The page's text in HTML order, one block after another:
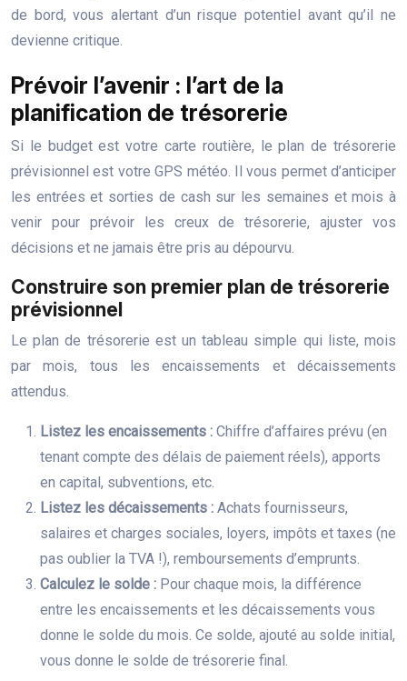
de bord, vous alertant d’un risque potentiel avant qu’il ne
devienne critique.
Prévoir l’avenir : l’art de la
planification de trésorerie
Si le budget est votre carte routière, le plan de trésorerie
prévisionnel est votre GPS météo. Il vous permet d’anticiper
les entrées et sorties de cash sur les semaines et mois à
venir pour prévoir les creux de trésorerie, ajuster vos
décisions et ne jamais être pris au dépourvu.
Construire son premier plan de trésorerie
prévisionnel
Le plan de trésorerie est un tableau simple qui liste, mois
par mois, tous les encaissements et décaissements
attendus.
Listez les encaissements : Chiffre d’affaires prévu (en
tenant compte des délais de paiement réels), apports
en capital, subventions, etc.
Listez les décaissements : Achats fournisseurs,
salaires et charges sociales, loyers, impôts et taxes (ne
pas oublier la TVA !), remboursements d’emprunts.
Calculez le solde : Pour chaque mois, la différence
entre les encaissements et les décaissements vous
donne le solde du mois. Ce solde, ajouté au solde initial,
vous donne le solde de trésorerie final.